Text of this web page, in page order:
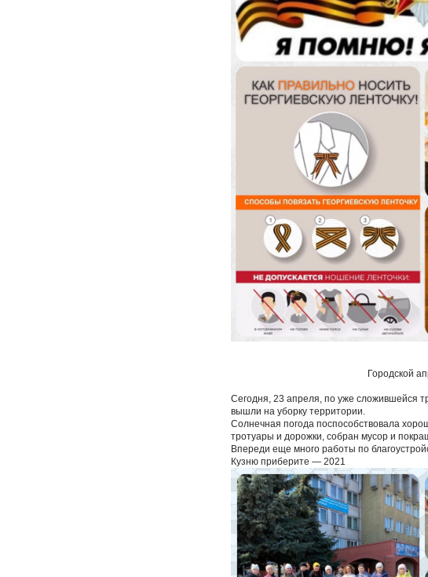
Городской
Сегодня, 23 апреля, по уже сложившейся
вышли на уборку территории.
Солнечная погода поспособствовала
тротуары и дорожки, собран мусор и
Впереди еще много работы по
Кузню приберите — 2021